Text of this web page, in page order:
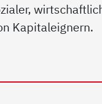
Kapitaleignern.